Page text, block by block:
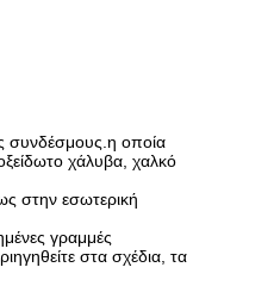
συνδέσμους.η οποία
χάλυβα, χαλκό
στην εσωτερική
γραμμές
στα σχέδια, τα